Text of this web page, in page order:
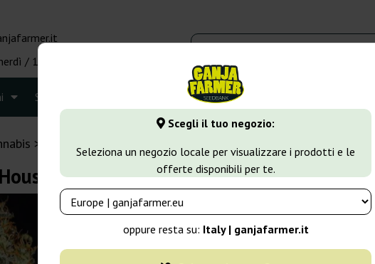
Scegli il tuo negozio:
Seleziona un negozio locale per visualizzare i prodotti e le
offerte disponibili per te.
oppure resta su: Italy | ganjafarmer.it
/ 10:00 - 16:00
Seedbank Tipi di marijuana Altro
Seeds
Green House Seeds